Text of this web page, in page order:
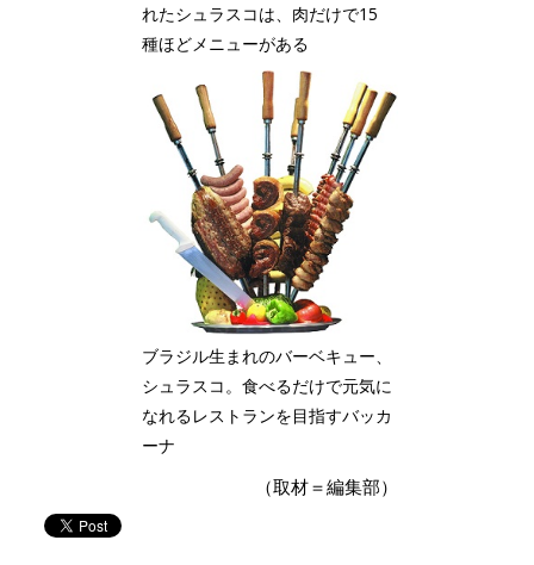
れたシュラスコは、肉だけで15
種ほどメニューがある
ブラジル生まれのバーベキュー、
シュラスコ。食べるだけで元気に
なれるレストランを目指すバッカ
ーナ
（取材＝編集部）